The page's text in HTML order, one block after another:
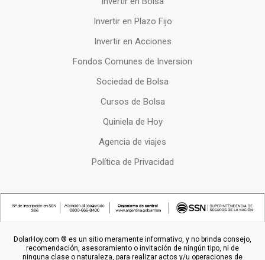
Invertir en Plazo Fijo
Invertir en Acciones
Fondos Comunes de Inversion
Sociedad de Bolsa
Cursos de Bolsa
Quiniela de Hoy
Agencia de viajes
Política de Privacidad
DolarHoy.com ® es un sitio meramente informativo, y no brinda consejo,
recomendación, asesoramiento o invitación de ningún tipo, ni de
ninguna clase o naturaleza, para realizar actos y/u operaciones de